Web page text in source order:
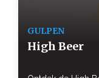
GULPEN
High Beer